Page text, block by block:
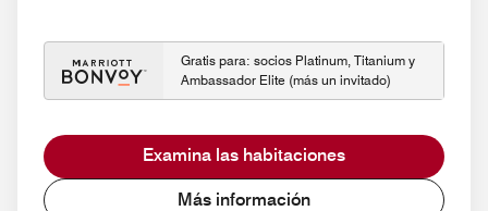
Gratis para: socios Platinum, Titanium y
Ambassador Elite (más un invitado)
Examina las habitaciones
Más información